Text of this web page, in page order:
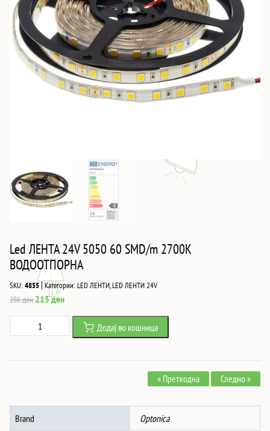
Led ЛЕНТА 24V 5050 60 SMD/m 2700K
ВОДООТПОРНА
SKU:4855|Категории:LED ЛЕНТИ,LED ЛЕНТИ 24V
286ден Original
was:
213денCurrent
price
213 ден.
ЛЕНТА
2700K
ВОДООТПОРНА
Додај во кошница
« Претходна Следно »
Brand Optonica